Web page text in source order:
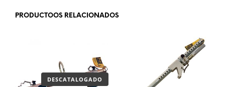
PRODUCTOOS RELACIONADOS
DESCATALOGADO